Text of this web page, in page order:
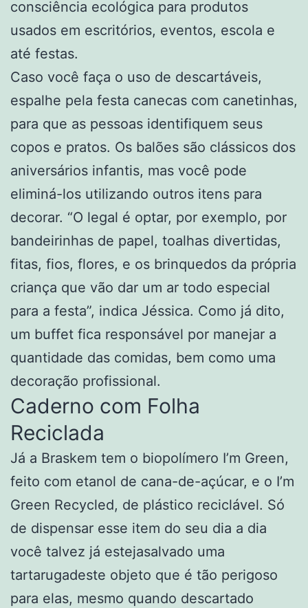
consciência ecológica para produtos
usados em escritórios, eventos, escola e
até festas.
Caso você faça o uso de descartáveis,
espalhe pela festa canecas com canetinhas,
para que as pessoas identifiquem seus
copos e pratos. Os balões são clássicos dos
aniversários infantis, mas você pode
eliminá-los utilizando outros itens para
decorar. “O legal é optar, por exemplo, por
bandeirinhas de papel, toalhas divertidas,
fitas, fios, flores, e os brinquedos da própria
criança que vão dar um ar todo especial
para a festa”, indica Jéssica. Como já dito,
um buffet fica responsável por manejar a
quantidade das comidas, bem como uma
decoração profissional.
Caderno com Folha
Reciclada
Já a Braskem tem o biopolímero I’m Green,
feito com etanol de cana-de-açúcar, e o I’m
Green Recycled, de plástico reciclável. Só
de dispensar esse item do seu dia a dia
você talvez já estejasalvado uma
tartarugadeste objeto que é tão perigoso
para elas, mesmo quando descartado